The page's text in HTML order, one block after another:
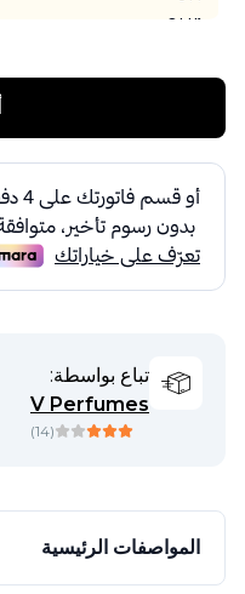
تباع بواسطة:
V Perfumes
(
14
)
المواصفات الرئيسية